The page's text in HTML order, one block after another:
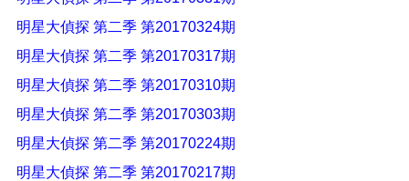
明星大偵探 第二季 第20170324期
明星大偵探 第二季 第20170317期
明星大偵探 第二季 第20170310期
明星大偵探 第二季 第20170303期
明星大偵探 第二季 第20170224期
明星大偵探 第二季 第20170217期